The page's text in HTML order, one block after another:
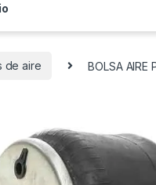
de aire BOLSA AIRE